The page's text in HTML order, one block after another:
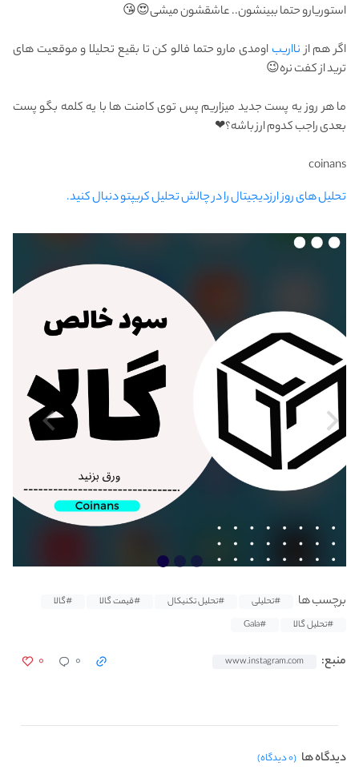
استوریارو حتما ببینشون.. عاشقشون میشی😍😘
اگر هم ازنااریباومدی مارو حتما فالو کن تا بقیع تحلیلا و موقعیت های
ترید از کفت نره😉
ما هر روز یه پست جدید میزاریم پس توی کامنت ها با یه کلمه بگو پست
بعدی راجب کدوم ارز باشه؟❤
coinans
تحلیل های روز ارزدیجیتال را در چالش تحلیل کریپتو دنبال کنید.
برچسب ها #تحلیلی #تحلیل تکنیکال #قیمت گالا
#گالا
#تحلیل گالا
#Gala
منبع: www.instagram.com ۰ ۰
دیدگاه ها (۰ دیدگاه)